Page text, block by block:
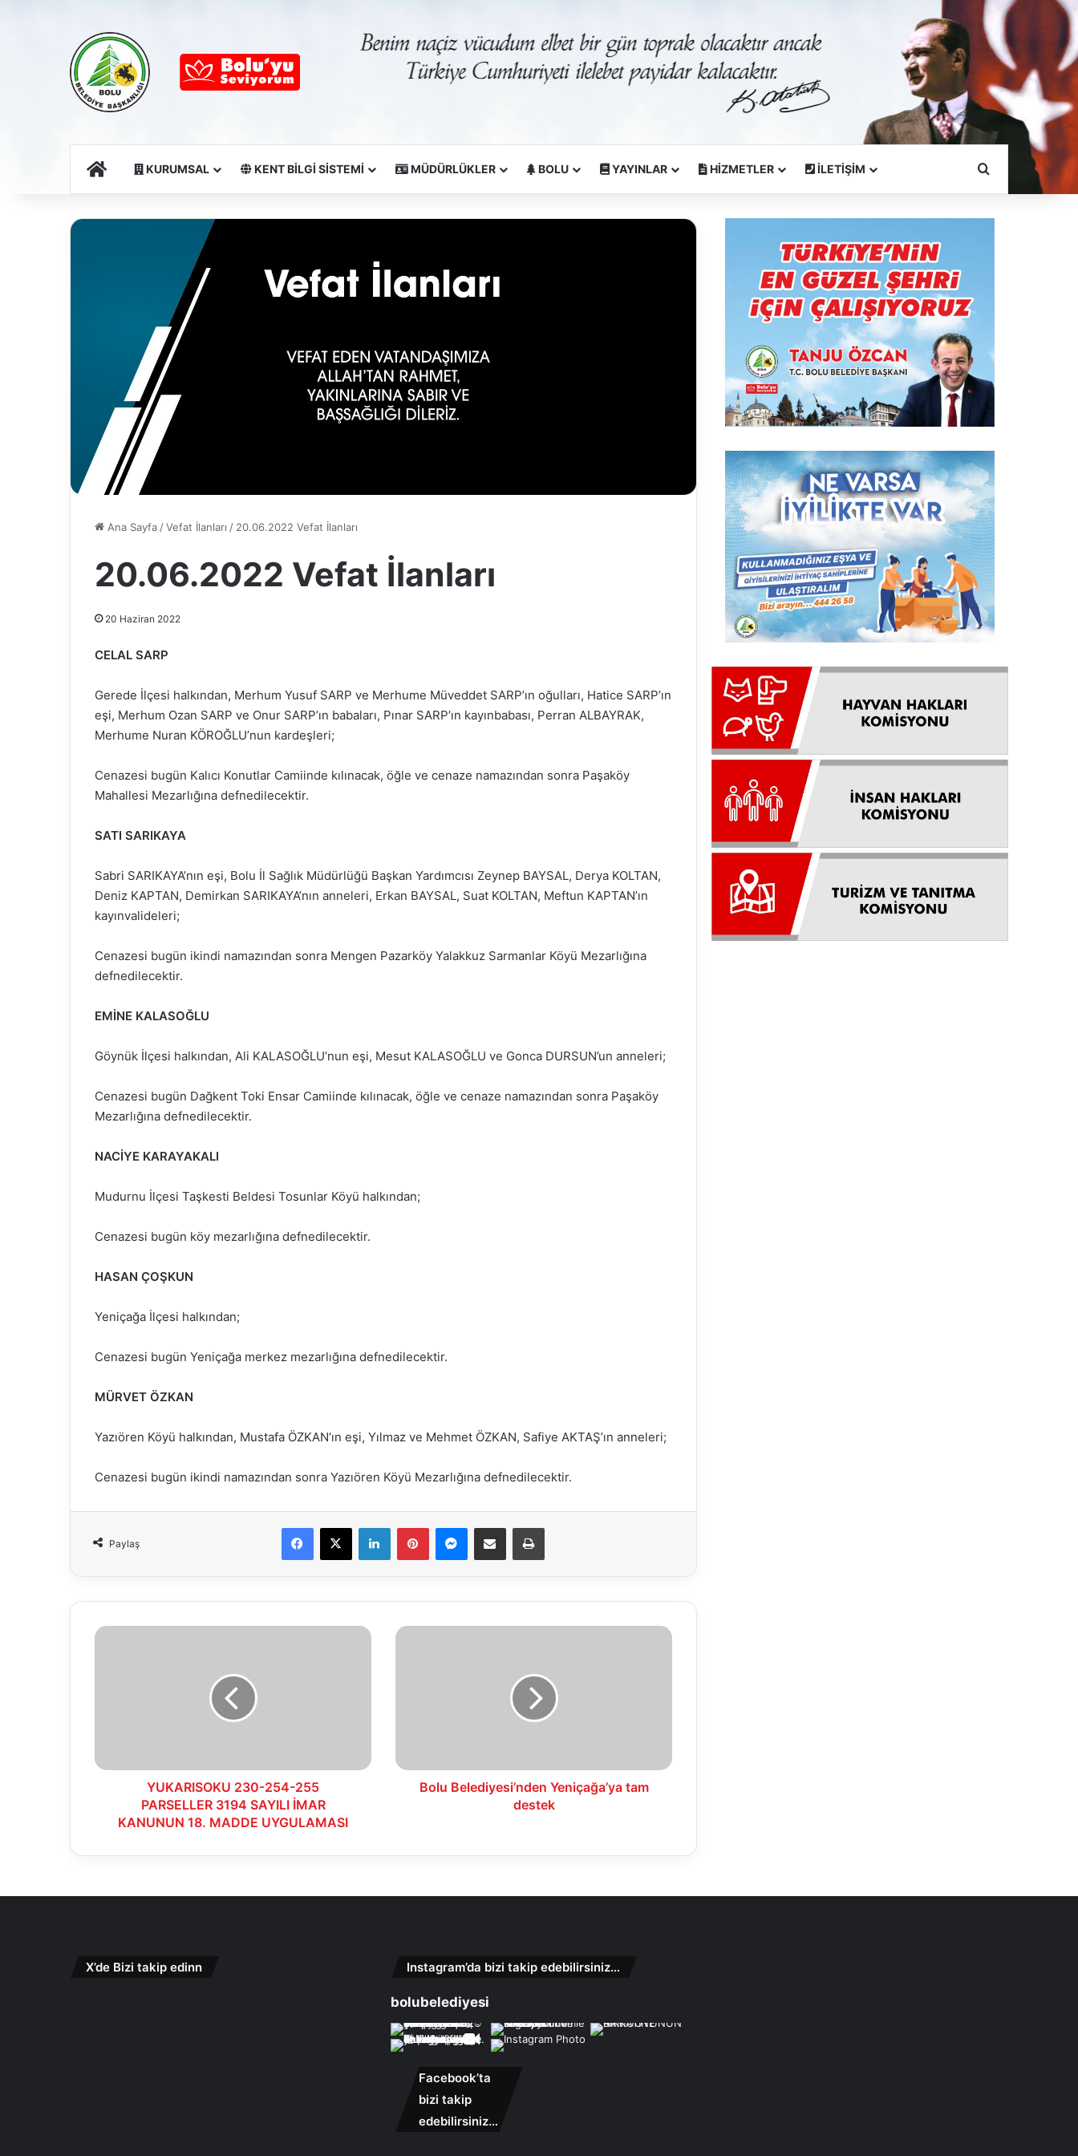
Ana SayfaKURUMSAL KENT BİLGİ SİSTEMİ MÜDÜRLÜKLER BOLU YAYINLAR HİZMETLER İLETİŞİM Arama Yapın
Ana Sayfa/Vefat İlanları / 20.06.2022 Vefat İlanları
20.06.2022 Vefat İlanları
20 Haziran 2022
CELAL SARP
Gerede İlçesi halkından, Merhum Yusuf SARP ve Merhume Müveddet SARP’ın oğulları, Hatice SARP’ın
eşi, Merhum Ozan SARP ve Onur SARP’ın babaları, Pınar SARP’ın kayınbabası, Perran ALBAYRAK,
Merhume Nuran KÖROĞLU’nun kardeşleri;
Cenazesi bugün Kalıcı Konutlar Camiinde kılınacak, öğle ve cenaze namazından sonra Paşaköy
Mahallesi Mezarlığına defnedilecektir.
SATI SARIKAYA
Sabri SARIKAYA’nın eşi, Bolu İl Sağlık Müdürlüğü Başkan Yardımcısı Zeynep BAYSAL, Derya KOLTAN,
Deniz KAPTAN, Demirkan SARIKAYA’nın anneleri, Erkan BAYSAL, Suat KOLTAN, Meftun KAPTAN’ın
kayınvalideleri;
Cenazesi bugün ikindi namazından sonra Mengen Pazarköy Yalakkuz Sarmanlar Köyü Mezarlığına
defnedilecektir.
EMİNE KALASOĞLU
Göynük İlçesi halkından, Ali KALASOĞLU’nun eşi, Mesut KALASOĞLU ve Gonca DURSUN’un anneleri;
Cenazesi bugün Dağkent Toki Ensar Camiinde kılınacak, öğle ve cenaze namazından sonra Paşaköy
Mezarlığına defnedilecektir.
NACİYE KARAYAKALI
Mudurnu İlçesi Taşkesti Beldesi Tosunlar Köyü halkından;
Cenazesi bugün köy mezarlığına defnedilecektir.
HASAN ÇOŞKUN
Yeniçağa İlçesi halkından;
Cenazesi bugün Yeniçağa merkez mezarlığına defnedilecektir.
MÜRVET ÖZKAN
Yazıören Köyü halkından, Mustafa ÖZKAN’ın eşi, Yılmaz ve Mehmet ÖZKAN, Safiye AKTAŞ’ın anneleri;
Cenazesi bugün ikindi namazından sonra Yazıören Köyü Mezarlığına defnedilecektir.
Paylaş
Facebook
X LinkedInPinterestMessenger
E-Mail ile paylaş Yazdır
YUKARISOKU
KANUNUN
UYGULAMASI
YUKARISOKU 230-254-255
PARSELLER 3194 SAYILI İMAR
KANUNUN 18. MADDE UYGULAMASI
Bolu
Bolu Belediyesi’nden Yeniçağa’ya tam
destek
X’de Bizi takip edinn Instagram’da bizi takip edebilirsiniz…
bolubelediyesi
Facebook’ta
bizi takip
edebilirsiniz…